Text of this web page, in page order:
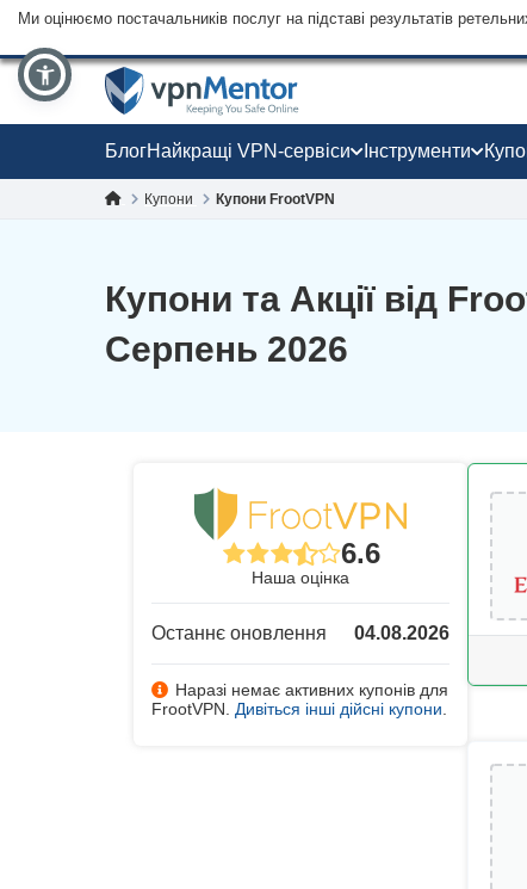
Ми оцінюємо постачальників послуг на підставі результатів
БлогНайкращі VPN-сервіси Інструменти
Купони Купони FrootVPN
Купони та Акції від
Серпень 2026
6.6
Наша оцінка
Останнє оновлення 04.08.2026
Наразі немає активних купонів для
FrootVPN. Дивіться інші дійсні купони